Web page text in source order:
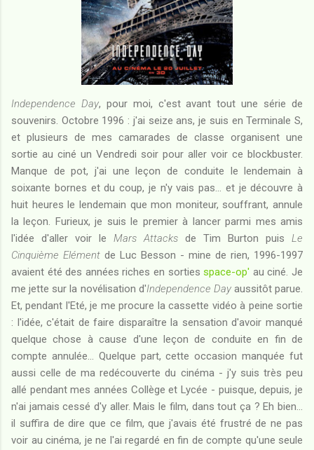
Independence Day, pour moi, c'est avant tout une série de
souvenirs. Octobre 1996 : j'ai seize ans, je suis en Terminale S,
et plusieurs de mes camarades de classe organisent une
sortie au ciné un Vendredi soir pour aller voir ce blockbuster.
Manque de pot, j'ai une leçon de conduite le lendemain à
soixante bornes et du coup, je n'y vais pas... et je découvre à
huit heures le lendemain que mon moniteur, souffrant, annule
la leçon. Furieux, je suis le premier à lancer parmi mes amis
l'idée d'aller voir le Mars Attacks de Tim Burton puis Le
Cinquième Elément de Luc Besson - mine de rien, 1996-1997
avaient été des années riches en sortiesspace-op' au ciné. Je
me jette sur la novélisation d'Independence Dayaussitôt parue.
Et, pendant l'Eté, je me procure la cassette vidéo à peine sortie
: l'idée, c'était de faire disparaître la sensation d'avoir manqué
quelque chose à cause d'une leçon de conduite en fin de
compte annulée... Quelque part, cette occasion manquée fut
aussi celle de ma redécouverte du cinéma - j'y suis très peu
allé pendant mes années Collège et Lycée - puisque, depuis, je
n'ai jamais cessé d'y aller. Mais le film, dans tout ça ? Eh bien...
il suffira de dire que ce film, que j'avais été frustré de ne pas
voir au cinéma, je ne l'ai regardé en fin de compte qu'une seule